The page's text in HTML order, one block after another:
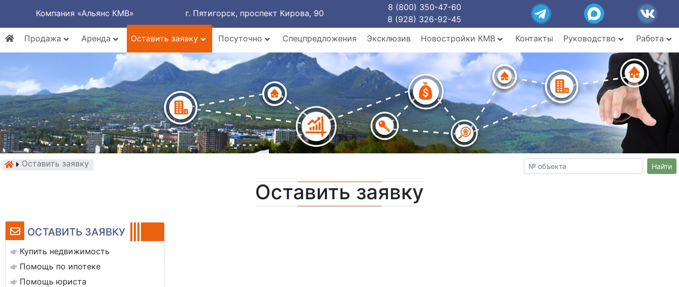
Компания «Альянс КМВ» г. Пятигорск, проспект Кирова, 90
8 (800) 350-47-60
8 (928) 326-92-45
Продажа
Аренда Оставить заявку Посуточно Спецпредложения Эксклюзив Новостройки КМВ Контакты Руководство Работа
Оставить заявку Найти
Оставить заявку
ОСТАВИТЬ ЗАЯВКУ
Купить недвижимость
Помощь по ипотеке
Помощь юриста